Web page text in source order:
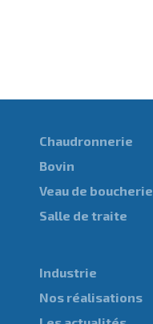
Chaudronnerie
Bovin
Veau de boucherie
Salle de traite
Industrie
Nos réalisations